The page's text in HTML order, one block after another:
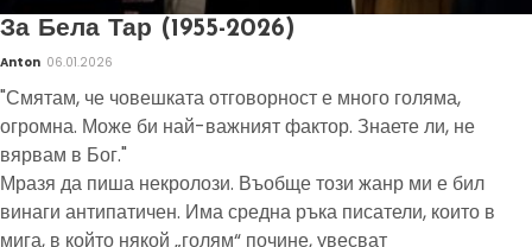
За Бела Тар (1955-2026)
Anton 06.01.2026
"Смятам, че човешката отговорност е много голяма,
огромна. Може би най-важният фактор. Знаете ли, не
вярвам в Бог."
Мразя да пиша некролози. Въобще този жанр ми е бил
винаги антипатичен. Има средна ръка писатели, които в
мига, в който някой „голям“ почине, увесват